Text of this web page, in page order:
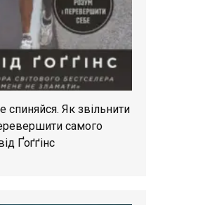
спиняйся. Як звільнити
самого
Ґоґґінс